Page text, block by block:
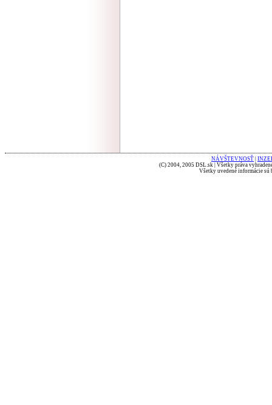
NÁVŠTEVNOSŤ
(C) 2004, 2005 DSL.sk | Všetky práva
Všetky uvedené informácie sú